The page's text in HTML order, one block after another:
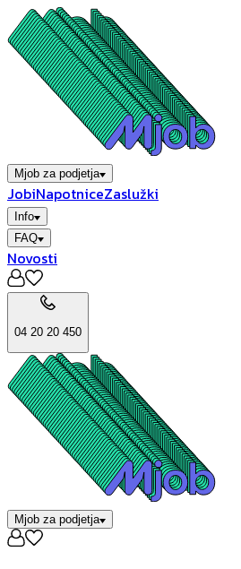
Mjob za podjetja
JobiNapotniceZaslužki
Info
FAQ
Novosti
04 20 20 450
Mjob za podjetja